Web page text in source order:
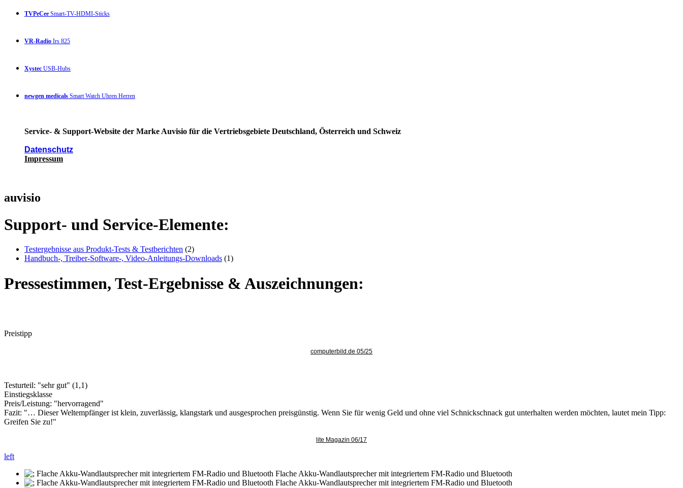
TVPeCee Smart-TV-HDMI-Sticks
VR-Radio Irs 825
Xystec USB-Hubs
newgen medicals Smart Watch Uhren Herren
Service- & Support-Website der Marke Auvisio für die Vertriebsgebiete Deutschland, Österreich und Schweiz
Datenschutz
Impressum
auvisio
Support- und Service-Elemente:
Testergebnisse aus Produkt-Tests & Testberichten (2)
Handbuch-, Treiber-Software-, Video-Anleitungs-Downloads (1)
Pressestimmen, Test-Ergebnisse & Auszeichnungen:
Preistipp
computerbild.de 05/25
Testurteil: "sehr gut" (1,1)
Einstiegsklasse
Preis/Leistung: "hervorragend"
Fazit: "… Dieser Weltempfänger ist klein, zuverlässig, klangstark und ausgesprochen preisgünstig. Wenn Sie für wenig Geld und ohne viel Schnickschnack gut unterhalten werden möchten, lautet mein Tipp:
Greifen Sie zu!"
lite Magazin 06/17
left